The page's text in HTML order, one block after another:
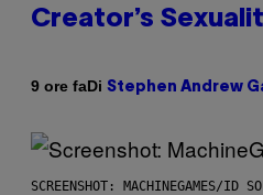
Creator’s
9 ore faDi Stephen Andrew
SCREENSHOT: MACHINEGAMES/ID